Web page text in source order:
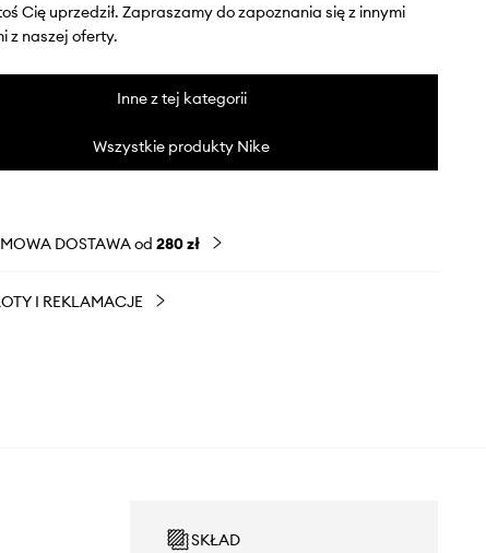
Cię uprzedził. Zapraszamy do zapoznania się z innymi
z naszej oferty.
Inne z tej kategorii
Wszystkie produkty Nike
DOSTAWA od 280 zł
I REKLAMACJE
SKŁAD